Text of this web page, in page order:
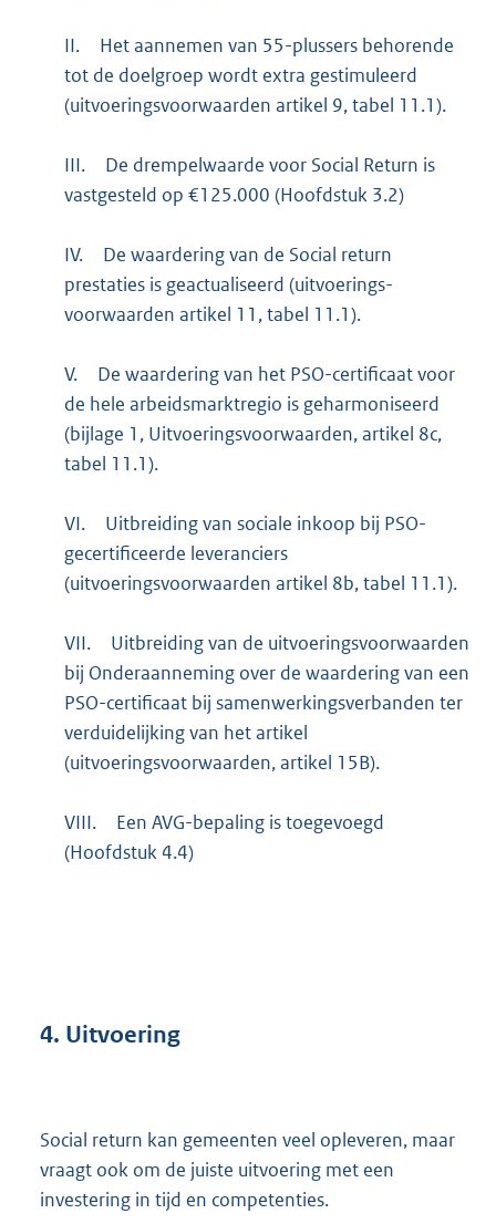
II.
Het aannemen van 55-plussers behorende
tot de doelgroep wordt extra gestimuleerd
(uitvoeringsvoorwaarden artikel 9, tabel 11.1).
III.
De drempelwaarde voor Social Return is
vastgesteld op €125.000 (Hoofdstuk 3.2)
IV.
De waardering van de Social return
prestaties is geactualiseerd (uitvoerings-
voorwaarden artikel 11, tabel 11.1).
V.
De waardering van het PSO-certificaat voor
de hele arbeidsmarktregio is geharmoniseerd
(bijlage 1, Uitvoeringsvoorwaarden, artikel 8c,
tabel 11.1).
VI.
Uitbreiding van sociale inkoop bij PSO-
gecertificeerde leveranciers
(uitvoeringsvoorwaarden artikel 8b, tabel 11.1).
VII.
Uitbreiding van de uitvoeringsvoorwaarden
bij Onderaanneming over de waardering van een
PSO-certificaat bij samenwerkingsverbanden ter
verduidelijking van het artikel
(uitvoeringsvoorwaarden, artikel 15B).
VIII.
Een AVG-bepaling is toegevoegd
(Hoofdstuk 4.4)
4. Uitvoering
Social return kan gemeenten veel opleveren, maar
vraagt ook om de juiste uitvoering met een
investering in tijd en competenties.